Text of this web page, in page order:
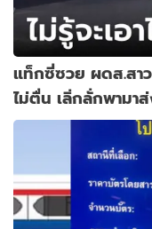
แท็กซี่ซวย ผดส.สา
ไม่ตื่น เลิ่กลั่กพามา